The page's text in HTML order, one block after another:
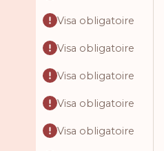
Visa obligatoire
Visa obligatoire
Visa obligatoire
Visa obligatoire
Visa obligatoire